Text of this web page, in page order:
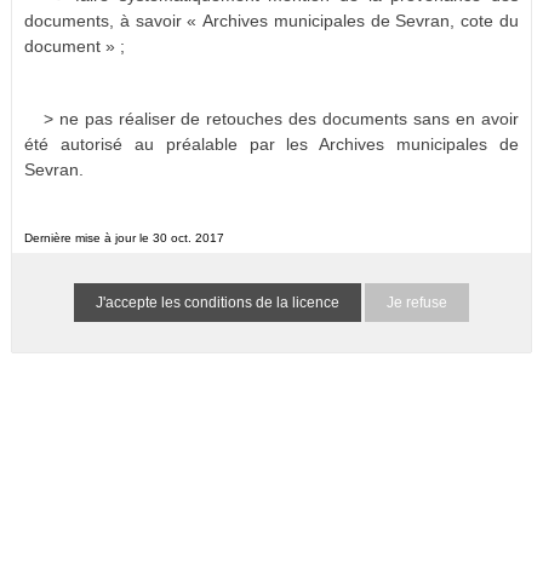
documents, à savoir « Archives municipales de Sevran, cote du
document » ;
> ne pas réaliser de retouches des documents sans en avoir
été autorisé au préalable par les Archives municipales de
Sevran.
Dernière mise à jour le 30 oct. 2017
Je refuse